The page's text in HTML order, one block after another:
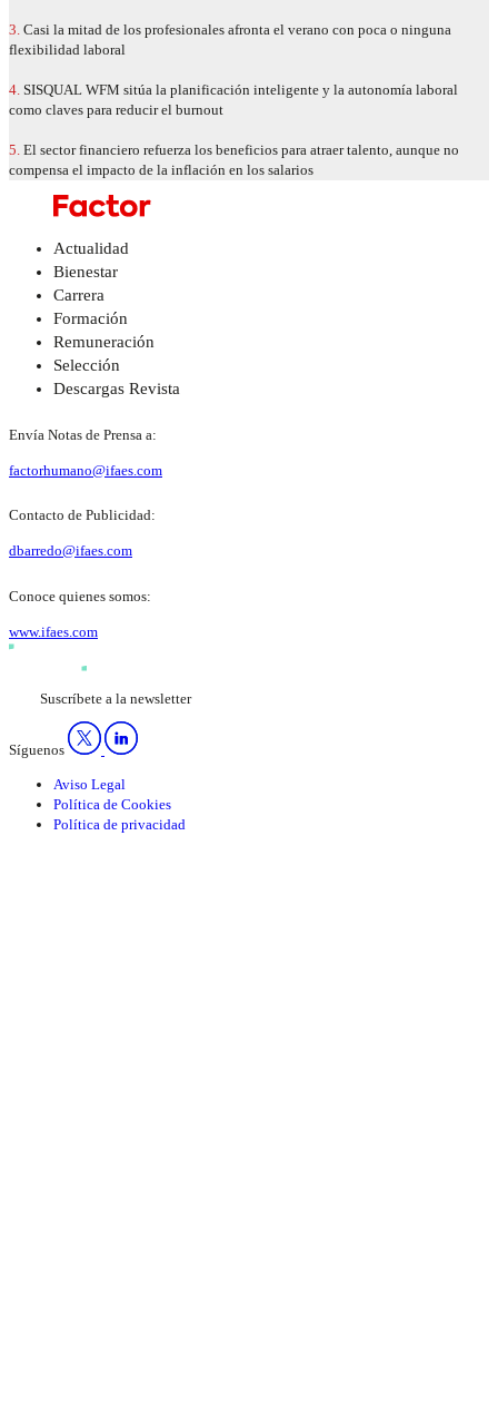
3. Casi la mitad de los profesionales afronta el verano con poca o ninguna
flexibilidad laboral
4. SISQUAL WFM sitúa la planificación inteligente y la autonomía laboral
como claves para reducir el burnout
5. El sector financiero refuerza los beneficios para atraer talento, aunque no
compensa el impacto de la inflación en los salarios
Actualidad
Bienestar
Carrera
Formación
Remuneración
Selección
Descargas Revista
Envía Notas de Prensa a:
factorhumano@ifaes.com
Contacto de Publicidad:
dbarredo@ifaes.com
Conoce quienes somos:
www.ifaes.com
Suscríbete a la newsletter
Síguenos
Aviso Legal
Política de Cookies
Política de privacidad